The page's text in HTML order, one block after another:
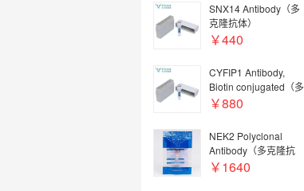
SNX14 Antibody（多
克隆抗体）
￥440
CYFIP1 Antibody,
Biotin conjugated（多
克隆抗体；Biotin偶
￥880
NEK2 Polyclonal
Antibody（多克隆抗
体）
￥1640